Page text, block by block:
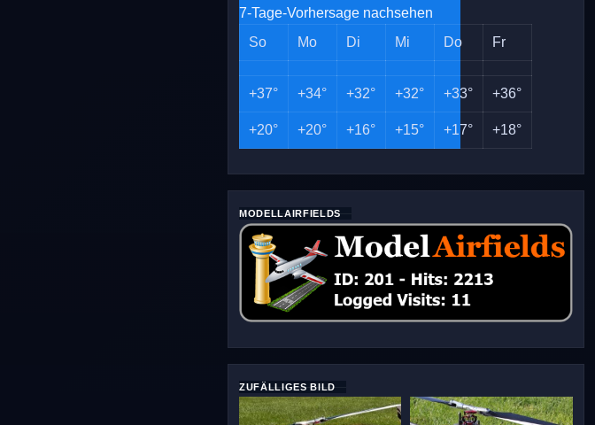
7-Tage-Vorhersage nachsehen
So
Mo Di Mi Do Fr
+37° +34° +32° +32° +33° +36°
+20° +20° +16° +15° +17° +18°
MODELLAIRFIELDS
ZUFÄLLIGES BILD